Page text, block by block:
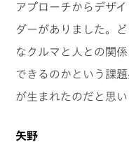
アプローチからデザ
ダーがありました。
なクルマと人との関
できるのかという課
が生まれたのだと思い
矢野